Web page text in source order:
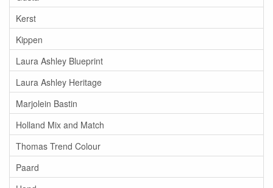
Kerst
Kippen
Laura Ashley Blueprint
Laura Ashley Heritage
Marjolein Bastin
Holland Mix and Match
Thomas Trend Colour
Paard